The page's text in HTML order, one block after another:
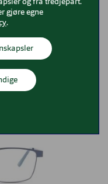
briller av høy
et utvalg av
får god hjelp til
Vis bare nyheter
og fra tredjepart.
gjøre egne
.